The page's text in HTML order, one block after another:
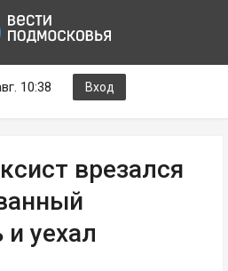
10:38 Вход
врезался
уехал